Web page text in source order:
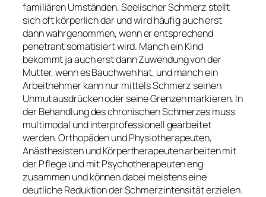
familiären Umständen. Seelischer Schmerz stellt
sich oft körperlich dar und wird häufig auch erst
dann wahrgenommen, wenn er entsprechend
penetrant somatisiert wird. Manch ein Kind
bekommt ja auch erst dann Zuwendung von der
Mutter, wenn es Bauchweh hat, und manch ein
Arbeitnehmer kann nur mittels Schmerz seinen
Unmut ausdrücken oder seine Grenzen markieren. In
der Behandlung des chronischen Schmerzes muss
multimodal und interprofessionell gearbeitet
werden. Orthopäden und Physiotherapeuten,
Anästhesisten und Körpertherapeuten arbeiten mit
der Pflege und mit Psychotherapeuten eng
zusammen und können dabei meistens eine
deutliche Reduktion der Schmerzintensität erzielen.